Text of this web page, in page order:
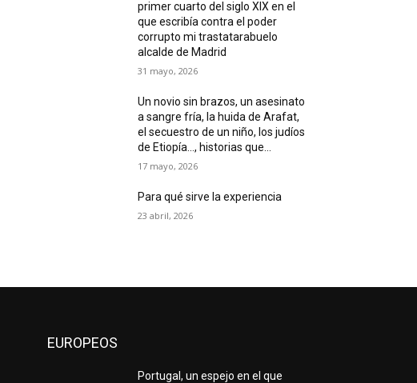
primer cuarto del siglo XIX en el
que escribía contra el poder
corrupto mi trastatarabuelo
alcalde de Madrid
31 mayo, 2026
Un novio sin brazos, un asesinato
a sangre fría, la huida de Arafat,
el secuestro de un niño, los judíos
de Etiopía…, historias que...
17 mayo, 2026
Para qué sirve la experiencia
23 abril, 2026
EUROPEOS
Portugal, un espejo en el que